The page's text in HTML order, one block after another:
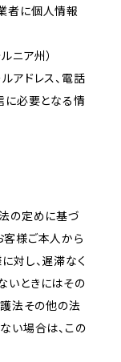
者に個人情報
ニア州）
アドレス、電話
に必要となる情
の定めに基づ
客様ご本人から
対し、遅滞なく
いときにはその
護法その他の法
い場合は、この